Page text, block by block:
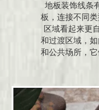
地板装饰线条
板，连接不同
区域看起来更
和过渡区域，
和公共场所，